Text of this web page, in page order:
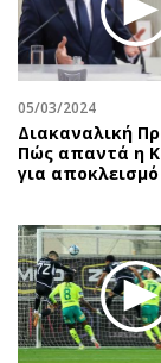
05/03/2024
Διακαναλική
Πώς απαντά η
για